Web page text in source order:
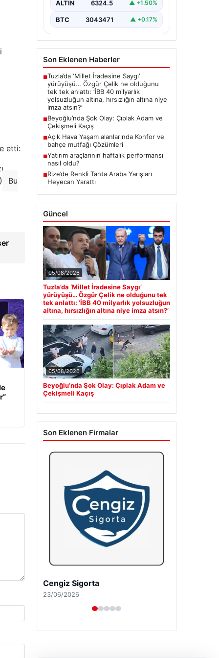
etti:
Bu
ALTIN 6324.5 ▲ +1.50%
BTC 3043471 ▲ +0.17%
Son Eklenen Haberler
■Tuzla’da ‘Millet İradesine Saygı’
yürüyüşü… Özgür Çelik ne olduğunu
tek tek anlattı: ‘İBB 40 milyarlık
yolsuzluğun altına, hırsızlığın altına niye
imza atsın?’
■Beyoğlu’nda Şok Olay: Çıplak Adam ve
Çekişmeli Kaçış
■Açık Hava Yaşam alanlarında Konfor ve
bahçe mutfağı Çözümleri
■Yatırım araçlarının haftalık performansı
nasıl oldu?
■Rize’de Renkli Tahta Araba Yarışları
Heyecan Yarattı
Güncel
05/08/2026
Tuzla’da ‘Millet İradesine Saygı’
yürüyüşü… Özgür Çelik ne olduğunu tek
tek anlattı: ‘İBB 40 milyarlık yolsuzluğun
altına, hırsızlığın altına niye imza atsın?’
05/08/2026
Beyoğlu’nda Şok Olay: Çıplak Adam ve
Çekişmeli Kaçış
Son Eklenen Firmalar
Hastaş Beton
26/05/2026